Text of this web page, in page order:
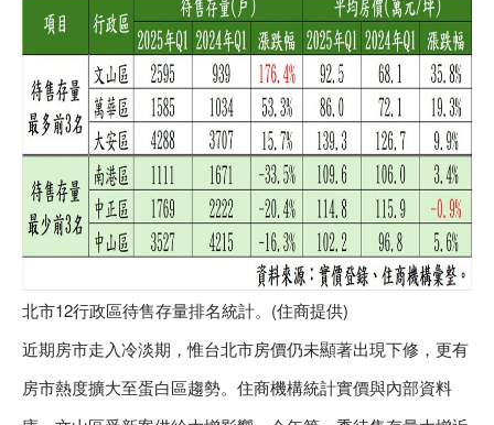
北市12行政區待售存量排名統計。(住商提供)
近期房市走入冷淡期，惟台北市房價仍未顯著出現下修，更有
房市熱度擴大至蛋白區趨勢。住商機構統計實價與內部資料